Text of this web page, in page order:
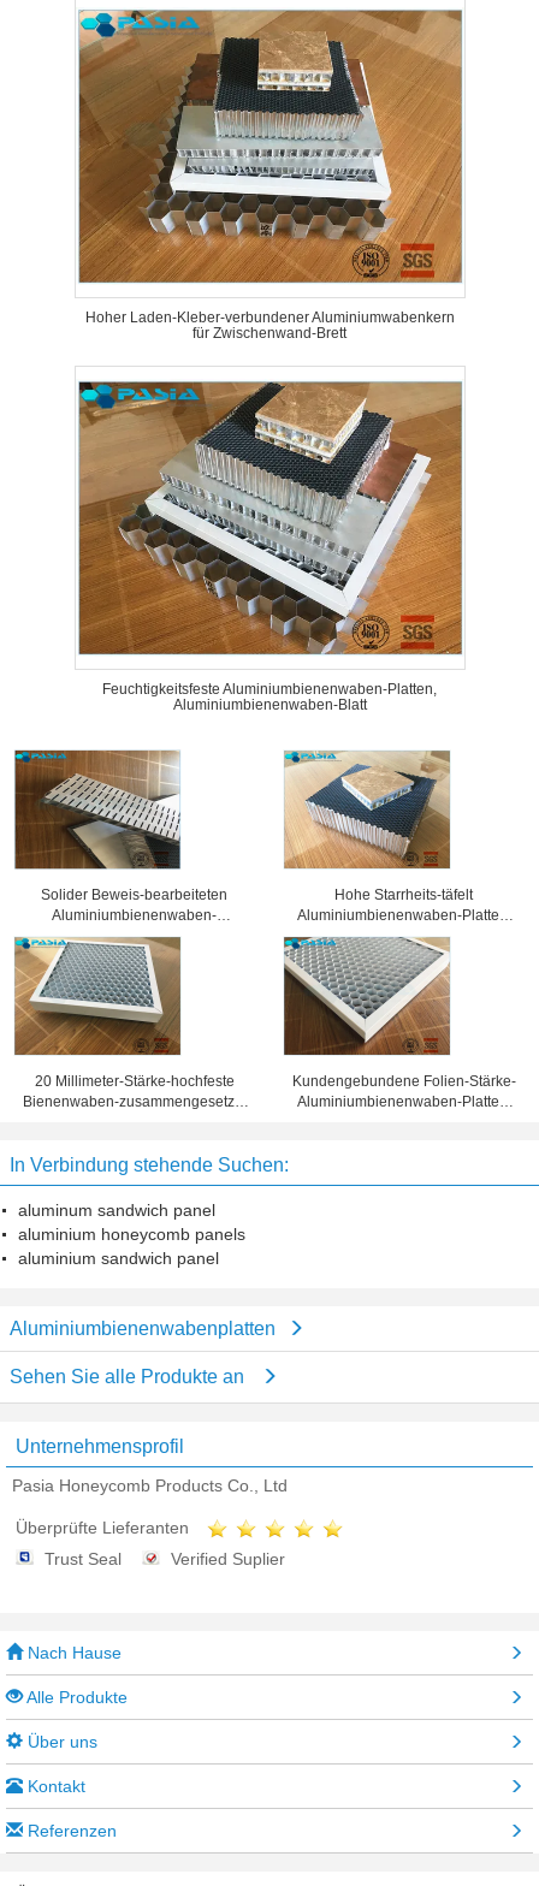
Hoher Laden-Kleber-verbundener Aluminiumwabenkern
für Zwischenwand-Brett
Feuchtigkeitsfeste Aluminiumbienenwaben-Platten,
Aluminiumbienenwaben-Blatt
Solider Beweis-bearbeiteten
Aluminiumbienenwaben-
Sandwich-Platten
Oberflächenbehandlung
Hohe Starrheits-täfelt
Aluminiumbienenwaben-Platten,
Wabenkern 25 Millimeter Stärke-
20 Millimeter-Stärke-hochfeste
Bienenwaben-zusammengesetzte
Kundengebundene Folien-Stärke-
Aluminiumbienenwaben-Platten,
In Verbindung stehende Suchen:
aluminum sandwich panel
aluminium honeycomb panels
aluminium sandwich panel
Aluminiumbienenwabenplatten
Sehen Sie alle Produkte an
Unternehmensprofil
Pasia Honeycomb Products Co., Ltd
Überprüfte Lieferanten
Trust Seal
Verified Suplier
Nach Hause
Alle Produkte
Über uns
Kontakt
Referenzen